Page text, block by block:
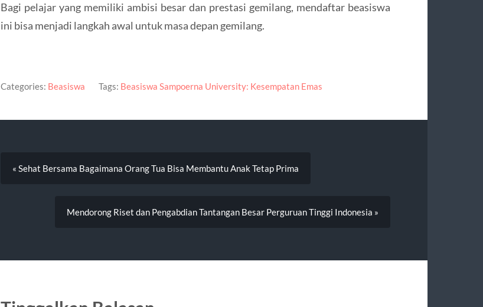
Bagi pelajar yang memiliki ambisi besar dan prestasi gemilang, mendaftar beasiswa
ini bisa menjadi langkah awal untuk masa depan gemilang.
Categories: Beasiswa Tags: Beasiswa Sampoerna University: Kesempatan Emas
« Sehat Bersama Bagaimana Orang Tua Bisa Membantu Anak Tetap Prima
Mendorong Riset dan Pengabdian Tantangan Besar Perguruan Tinggi Indonesia »